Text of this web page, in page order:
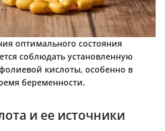
оптимального состояния
соблюдать установленную
кислоты, особенно в
беременности.
и ее источники